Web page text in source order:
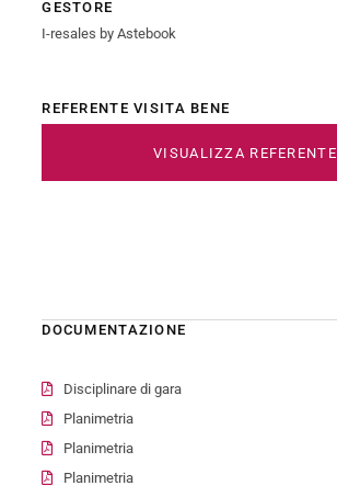
GESTORE
I-resales by Astebook
REFERENTE VISITA BENE
VISUALIZZA REFERENTE
DOCUMENTAZIONE
Disciplinare di gara
Planimetria
Planimetria
Planimetria